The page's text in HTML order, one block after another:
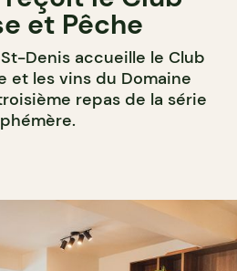
et Pêche
Denis accueille le Club
et les vins du Domaine
repas de la série